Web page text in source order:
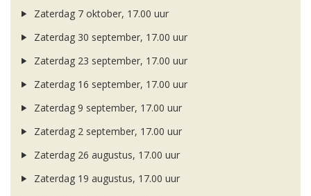
Zaterdag 7 oktober, 17.00 uur
Zaterdag 30 september, 17.00 uur
Zaterdag 23 september, 17.00 uur
Zaterdag 16 september, 17.00 uur
Zaterdag 9 september, 17.00 uur
Zaterdag 2 september, 17.00 uur
Zaterdag 26 augustus, 17.00 uur
Zaterdag 19 augustus, 17.00 uur